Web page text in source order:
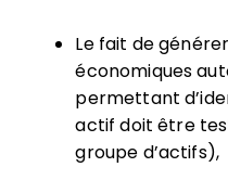
Le fait de
économiques
permettant
actif doit être
groupe d’actifs),